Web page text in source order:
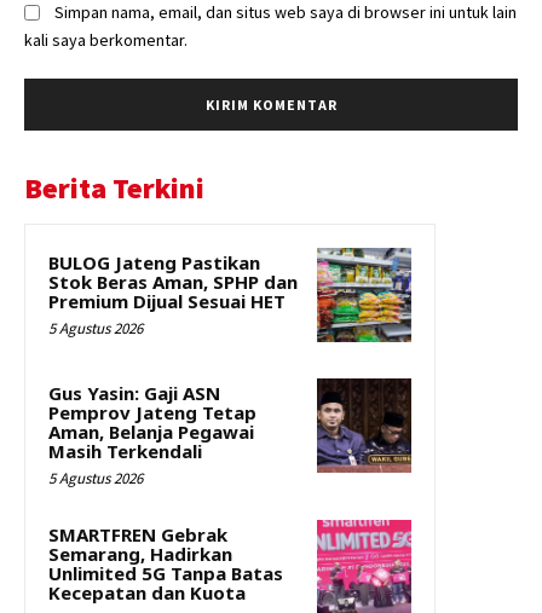
Simpan nama, email, dan situs web saya di browser ini untuk lain
kali saya berkomentar.
Berita Terkini
BULOG Jateng Pastikan
Stok Beras Aman, SPHP dan
Premium Dijual Sesuai HET
5 Agustus 2026
Gus Yasin: Gaji ASN
Pemprov Jateng Tetap
Aman, Belanja Pegawai
Masih Terkendali
5 Agustus 2026
SMARTFREN Gebrak
Semarang, Hadirkan
Unlimited 5G Tanpa Batas
Kecepatan dan Kuota